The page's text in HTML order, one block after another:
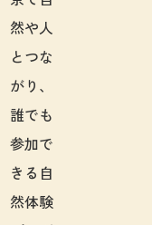
然や人
とつな
がり、
誰でも
参加で
きる自
然体験